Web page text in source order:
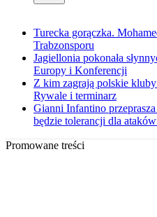
Turecka gorączka.
Trabzonsporu
Jagiellonia pokonała
Europy i Konferencji
Z kim zagrają polskie
Rywale i terminarz
Gianni Infantino przeprasza
będzie tolerancji dla
Promowane treści